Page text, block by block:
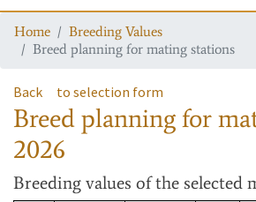
Home
Breeding Values
Breed planning for mating stations
Back to selection form
Breed planning for
2026
Breeding values of the selected